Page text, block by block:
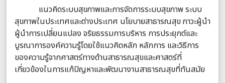
แนวคิดระบบสุขภาพและการจัดการระบบสุขภาพ ระบบ
สุขภาพในประเทศและต่างประเทศ นโยบายสาธารณสุข ภาวะผู้นำ
ผู้นำการเปลี่ยนแปลง จริยธรรมการบริหาร การประยุกต์และ
บูรณาการองค์ความรู้โดยใช้แนวคิดหลัก หลักการ และวิธีการ
ของความรู้จากศาสตร์ทางด้านสาธารณสุขและศาสตร์ที่
เกี่ยวข้องในการแก้ปัญหาและพัฒนางานสาธารณสุขที่ทันสมัย